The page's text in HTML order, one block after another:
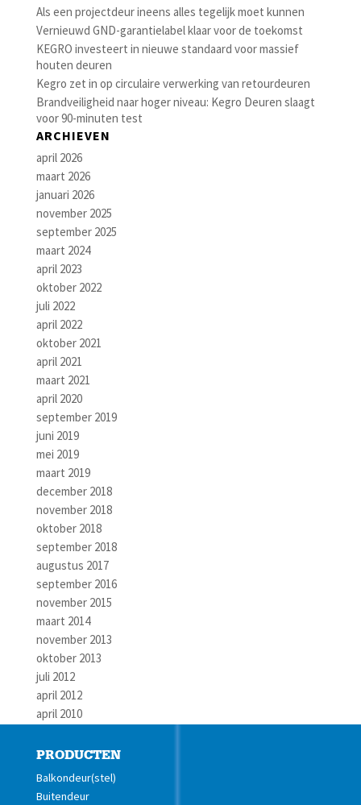
Als een projectdeur ineens alles tegelijk moet kunnen
Vernieuwd GND-garantielabel klaar voor de toekomst
KEGRO investeert in nieuwe standaard voor massief
houten deuren
Kegro zet in op circulaire verwerking van retourdeuren
Brandveiligheid naar hoger niveau: Kegro Deuren slaagt
voor 90-minuten test
ARCHIEVEN
april 2026
maart 2026
januari 2026
november 2025
september 2025
maart 2024
april 2023
oktober 2022
juli 2022
april 2022
oktober 2021
april 2021
maart 2021
april 2020
september 2019
juni 2019
mei 2019
maart 2019
december 2018
november 2018
oktober 2018
september 2018
augustus 2017
september 2016
november 2015
maart 2014
november 2013
oktober 2013
juli 2012
april 2012
april 2010
PRODUCTEN
Balkondeur(stel)
Buitendeur